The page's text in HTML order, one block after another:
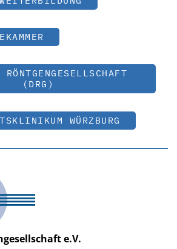
RÖNTGENGESELLSCHAFT
(DRG)
WÜRZBURG
e.V.